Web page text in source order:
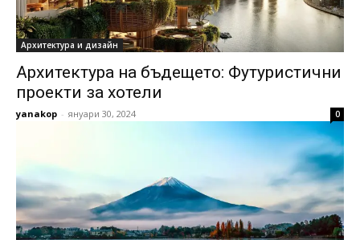
Архитектура и дизайн
Архитектура на бъдещето: Футуристични
проекти за хотели
yanakop - януари 30, 2024 0